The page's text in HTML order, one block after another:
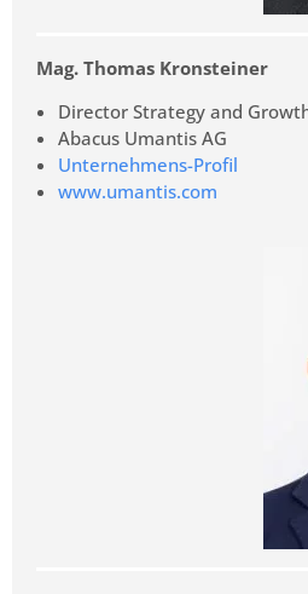
Mag. Thomas Kronsteiner
Director Strategy and
Abacus Umantis AG
Unternehmens-Profil
www.umantis.com